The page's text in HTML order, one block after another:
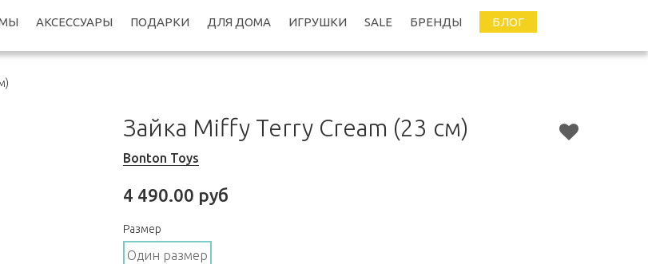
АКСЕССУАРЫ ПОДАРКИ ДЛЯ ДОМА ИГРУШКИ SALE БРЕНДЫ БЛОГ
Зайка Miffy Terry Cream (23 см)
Bonton Toys
4 490.00 руб
Размер
Один размер